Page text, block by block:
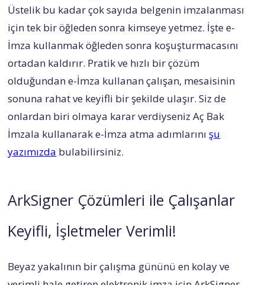
Üstelik bu kadar çok sayıda belgenin imzalanması
için tek bir öğleden sonra kimseye yetmez. İşte e-
İmza kullanmak öğleden sonra koşuşturmacasını
ortadan kaldırır. Pratik ve hızlı bir çözüm
olduğundan e-İmza kullanan çalışan, mesaisinin
sonuna rahat ve keyifli bir şekilde ulaşır. Siz de
onlardan biri olmaya karar verdiyseniz Aç Bak
İmzala kullanarak e-İmza atma adımlarını şu
yazımızda bulabilirsiniz.
ArkSigner Çözümleri ile Çalışanlar
Keyifli, İşletmeler Verimli!
Beyaz yakalının bir çalışma gününü en kolay ve